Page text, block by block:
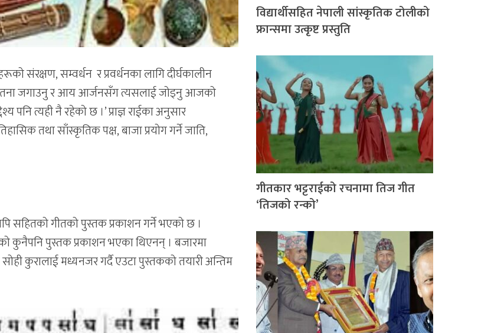
संरक्षण, सम्वर्धन र प्रवर्धनका लागि दीर्घकालीन
जगाउनु र आय आर्जनसँग त्यसलाई जोड्नु आजको
त्यही नै रहेको छ ।’ प्राज्ञ राईका अनुसार
तथा साँस्कृतिक पक्ष, बाजा प्रयोग गर्ने जाति,
सहितको गीतको पुस्तक प्रकाशन गर्ने भएको छ ।
कुनैपनि पुस्तक प्रकाशन भएका थिएनन् । बजारमा
कुरालाई मध्यनजर गर्दै एउटा पुस्तकको तयारी अन्तिम
विद्यार्थीसहित नेपाली सांस्कृतिक टोलीको
फ्रान्समा उत्कृष्ट प्रस्तुति
गीतकार भट्टराईको रचनामा तिज गीत
‘तिजको रन्को’